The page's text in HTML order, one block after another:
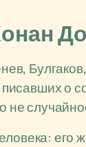
о
не
его